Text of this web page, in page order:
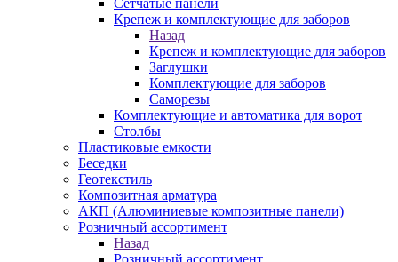
Сетчатые панели
Крепеж и комплектующие для заборов
Назад
Крепеж и комплектующие для заборов
Заглушки
Комплектующие для заборов
Саморезы
Комплектующие и автоматика для ворот
Столбы
Пластиковые емкости
Беседки
Геотекстиль
Композитная арматура
АКП (Алюминиевые композитные панели)
Розничный ассортимент
Назад
Розничный ассортимент